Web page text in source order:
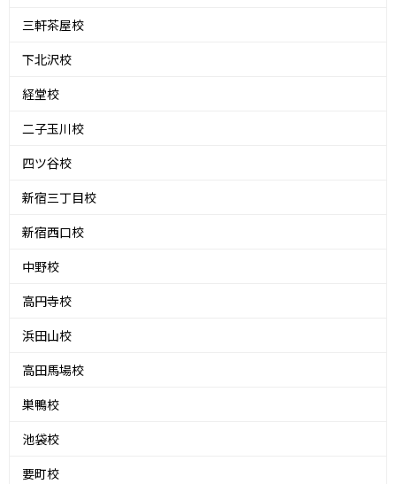
三軒茶屋校
下北沢校
経堂校
二子玉川校
四ツ谷校
新宿三丁目校
新宿西口校
中野校
高円寺校
浜田山校
高田馬場校
巣鴨校
池袋校
要町校